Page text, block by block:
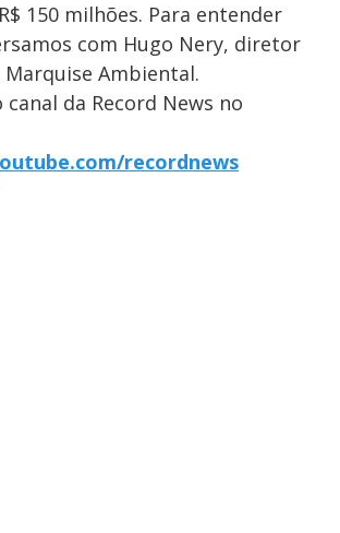
150 milhões. Para entender
com Hugo Nery, diretor
Ambiental.
canal da Record News no
recordnews